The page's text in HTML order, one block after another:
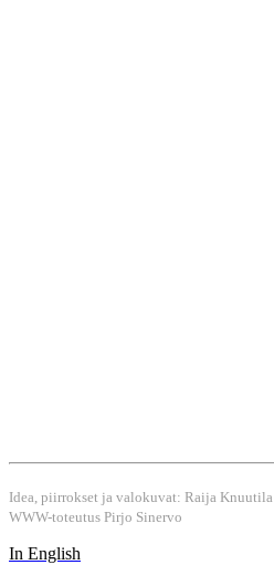
Idea, piirrokset ja valokuvat: Raija Knuutila
WWW-toteutus Pirjo Sinervo
In English